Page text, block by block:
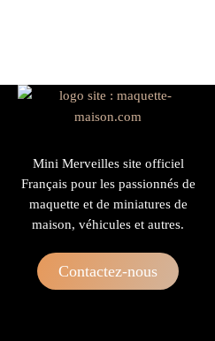
Mini Merveilles site officiel
Français pour les passionnés de
maquette et de miniatures de
maison, véhicules et autres.
Contactez-nous